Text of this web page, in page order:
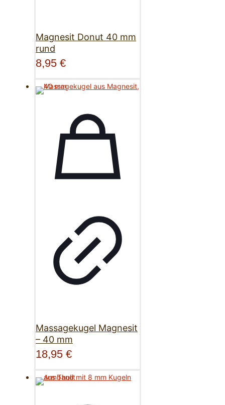
Magnesit Donut 40 mm
rund
8,95 €
Massagekugel Magnesit
– 40 mm
18,95 €